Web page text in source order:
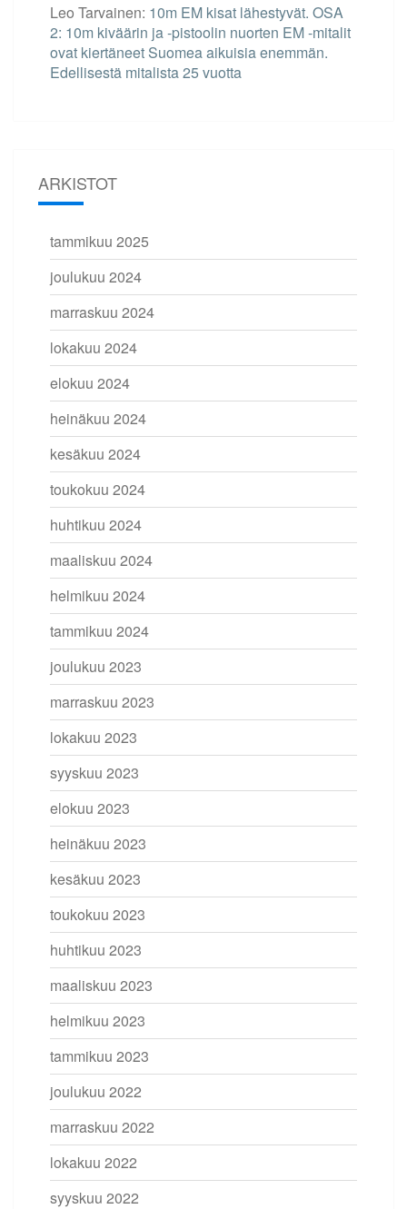
Leo Tarvainen: 10m EM kisat lähestyvät. OSA
2: 10m kiväärin ja -pistoolin nuorten EM -mitalit
ovat kiertäneet Suomea aikuisia enemmän.
Edellisestä mitalista 25 vuotta
ARKISTOT
tammikuu 2025
joulukuu 2024
marraskuu 2024
lokakuu 2024
elokuu 2024
heinäkuu 2024
kesäkuu 2024
toukokuu 2024
huhtikuu 2024
maaliskuu 2024
helmikuu 2024
tammikuu 2024
joulukuu 2023
marraskuu 2023
lokakuu 2023
syyskuu 2023
elokuu 2023
heinäkuu 2023
kesäkuu 2023
toukokuu 2023
huhtikuu 2023
maaliskuu 2023
helmikuu 2023
tammikuu 2023
joulukuu 2022
marraskuu 2022
lokakuu 2022
syyskuu 2022